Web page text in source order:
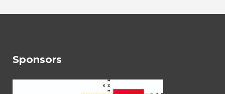
Sponsors